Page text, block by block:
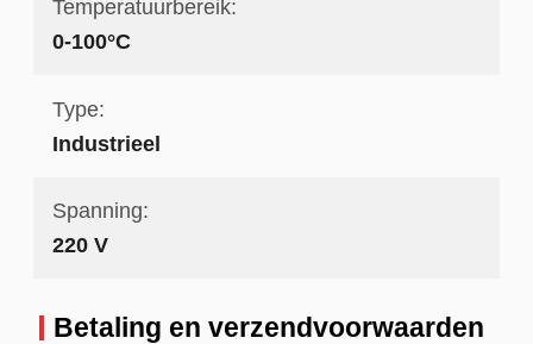
Temperatuurbereik:
0-100°C
Type:
Industrieel
Spanning:
220 V
Betaling en verzendvoorwaarden